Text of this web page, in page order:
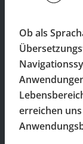
Ob als
erreichen